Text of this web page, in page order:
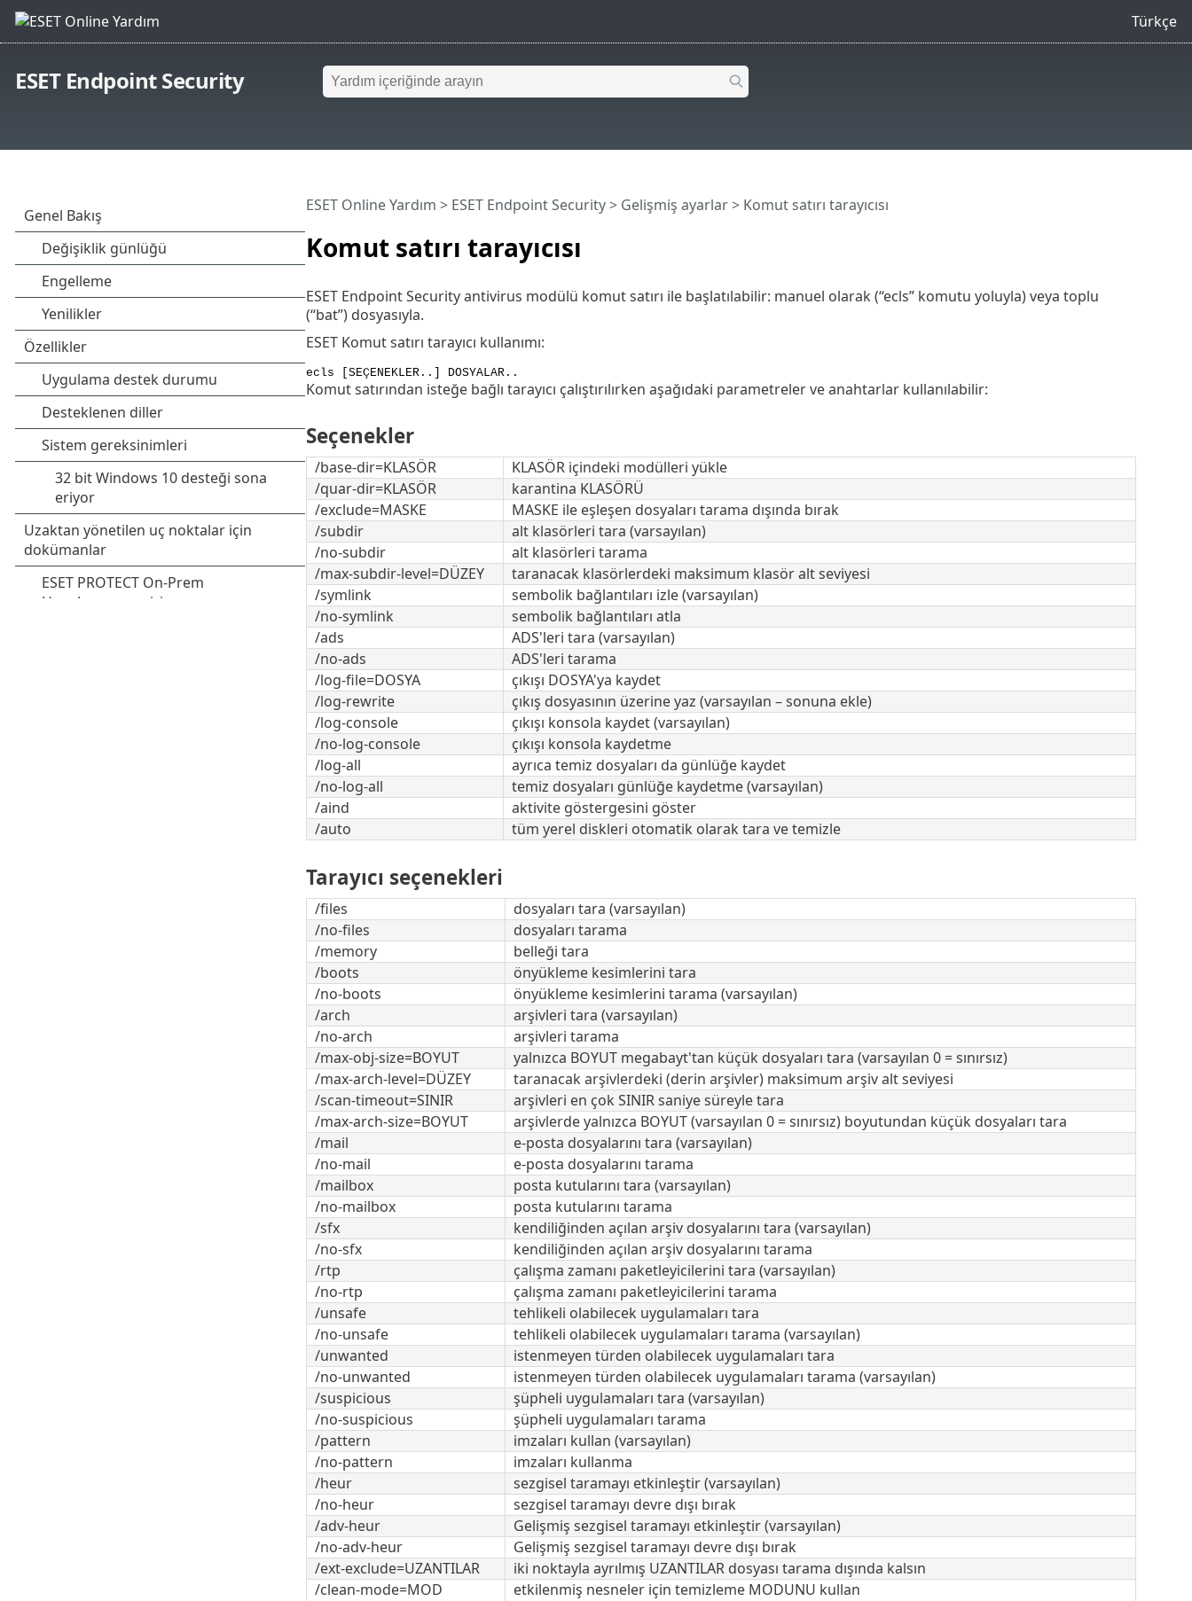
Türkçe
ESET Endpoint Security
Komut satırı tarayıcısı
ESET Online Yardım > ESET Endpoint Security> Gelişmiş ayarlar> Komut satırı tarayıcısı
ESET Endpoint Security antivirus modülü komut satırı ile başlatılabilir: manuel olarak (“ecls” komutu yoluyla) veya toplu
(“bat”) dosyasıyla.
ESET Komut satırı tarayıcı kullanımı:
ecls [SEÇENEKLER..] DOSYALAR..
Komut satırından isteğe bağlı tarayıcı çalıştırılırken aşağıdaki parametreler ve anahtarlar kullanılabilir:
Seçenekler
/base-dir=KLASÖR
KLASÖR içindeki modülleri yükle
/quar-dir=KLASÖR
karantina KLASÖRÜ
/exclude=MASKE
MASKE ile eşleşen dosyaları tarama dışında bırak
/subdir
alt klasörleri tara (varsayılan)
/no-subdir
alt klasörleri tarama
/max-subdir-level=DÜZEY
taranacak klasörlerdeki maksimum klasör alt seviyesi
/symlink
sembolik bağlantıları izle (varsayılan)
/no-symlink
sembolik bağlantıları atla
/ads
ADS'leri tara (varsayılan)
/no-ads
ADS'leri tarama
/log-file=DOSYA
çıkışı DOSYA'ya kaydet
/log-rewrite
çıkış dosyasının üzerine yaz (varsayılan – sonuna ekle)
/log-console
çıkışı konsola kaydet (varsayılan)
/no-log-console
çıkışı konsola kaydetme
/log-all
ayrıca temiz dosyaları da günlüğe kaydet
/no-log-all
temiz dosyaları günlüğe kaydetme (varsayılan)
/aind
aktivite göstergesini göster
/auto
tüm yerel diskleri otomatik olarak tara ve temizle
Tarayıcı seçenekleri
/files
dosyaları tara (varsayılan)
/no-files
dosyaları tarama
/memory
belleği tara
/boots
önyükleme kesimlerini tara
/no-boots
önyükleme kesimlerini tarama (varsayılan)
/arch
arşivleri tara (varsayılan)
/no-arch
arşivleri tarama
/max-obj-size=BOYUT
yalnızca BOYUT megabayt'tan küçük dosyaları tara (varsayılan 0 = sınırsız)
/max-arch-level=DÜZEY
taranacak arşivlerdeki (derin arşivler) maksimum arşiv alt seviyesi
/scan-timeout=SINIR
arşivleri en çok SINIR saniye süreyle tara
/max-arch-size=BOYUT
arşivlerde yalnızca BOYUT (varsayılan 0 = sınırsız) boyutundan küçük dosyaları tara
/mail
e-posta dosyalarını tara (varsayılan)
/no-mail
e-posta dosyalarını tarama
/mailbox
posta kutularını tara (varsayılan)
/no-mailbox
posta kutularını tarama
/sfx
kendiliğinden açılan arşiv dosyalarını tara (varsayılan)
/no-sfx
kendiliğinden açılan arşiv dosyalarını tarama
/rtp
çalışma zamanı paketleyicilerini tara (varsayılan)
/no-rtp
çalışma zamanı paketleyicilerini tarama
/unsafe
tehlikeli olabilecek uygulamaları tara
/no-unsafe
tehlikeli olabilecek uygulamaları tarama (varsayılan)
/unwanted
istenmeyen türden olabilecek uygulamaları tara
/no-unwanted
istenmeyen türden olabilecek uygulamaları tarama (varsayılan)
/suspicious
şüpheli uygulamaları tara (varsayılan)
/no-suspicious
şüpheli uygulamaları tarama
/pattern
imzaları kullan (varsayılan)
/no-pattern
imzaları kullanma
/heur
sezgisel taramayı etkinleştir (varsayılan)
/no-heur
sezgisel taramayı devre dışı bırak
/adv-heur
Gelişmiş sezgisel taramayı etkinleştir (varsayılan)
/no-adv-heur
Gelişmiş sezgisel taramayı devre dışı bırak
/ext-exclude=UZANTILAR
iki noktayla ayrılmış UZANTILAR dosyası tarama dışında kalsın
/clean-mode=MOD
etkilenmiş nesneler için temizleme MODUNU kullan